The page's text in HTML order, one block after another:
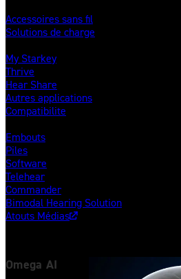
Accessoires sans fil
Solutions de charge
My Starkey
Thrive
Hear Share
Autres applications
Compatibilite
Embouts
Piles
Software
Telehear
Commander
Bimodal Hearing Solution
Atouts Médias
Omega AI